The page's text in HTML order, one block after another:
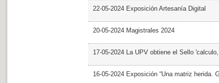
22-05-2024 Exposición Artesanía Digital
20-05-2024 Magistrales 2024
17-05-2024 La UPV obtiene el Sello
16-05-2024 Exposición “Una matriz herida.